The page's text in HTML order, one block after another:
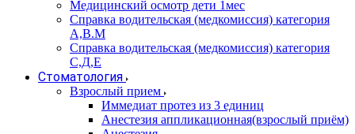
Медицинский осмотр дети 1мес
Справка водительская (медкомиссия) категория
А,В.М
Справка водительская (медкомиссия) категория
С,Д,Е
Стоматология
Взрослый прием
Иммедиат протез из 3 единиц
Анестезия аппликационная(взрослый приём)